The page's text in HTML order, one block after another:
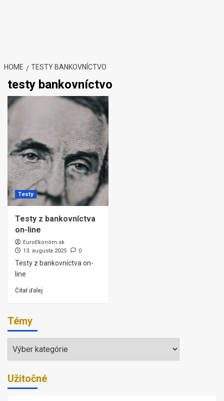
HOME TESTY BANKOVNÍCTVO
testy bankovníctvo
Testy
Testy z bankovníctva
on-line
EuroEkonóm.sk
13. augusta 2025
0
Testy z bankovníctva on-
line
Čítať ďalej
Témy
Témy
Užitočné